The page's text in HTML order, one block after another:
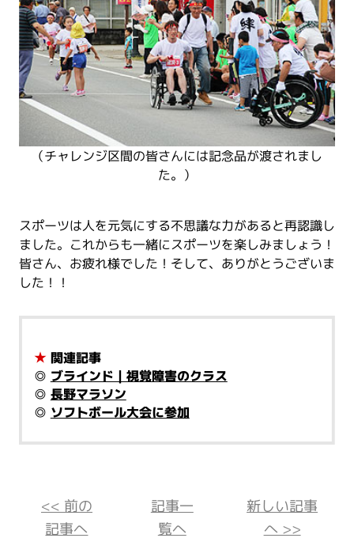
（チャレンジ区間の皆さんには記念品が渡されまし
た。）
スポーツは人を元気にする不思議な力があると再認識し
ました。これからも一緒にスポーツを楽しみましょう！
皆さん、お疲れ様でした！そして、ありがとうございま
した！！
★ 関連記事
◎ ブラインド｜視覚障害のクラス
◎ 長野マラソン
◎ ソフトボール大会に参加
<< 前の
記事へ
記事一
覧へ
新しい記事
へ >>